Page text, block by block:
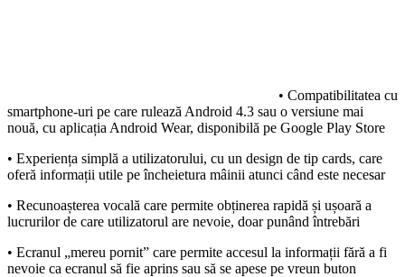
• Compatibilitatea cu
smartphone-uri pe care rulează Android 4.3 sau o versiune mai
nouă, cu aplicația Android Wear, disponibilă pe Google Play Store
• Experiența simplă a utilizatorului, cu un design de tip cards, care
oferă informații utile pe încheietura mâinii atunci când este necesar
• Recunoașterea vocală care permite obținerea rapidă și ușoară a
lucrurilor de care utilizatorul are nevoie, doar punând întrebări
• Ecranul „mereu pornit” care permite accesul la informații fără a fi
nevoie ca ecranul să fie aprins sau să se apese pe vreun buton